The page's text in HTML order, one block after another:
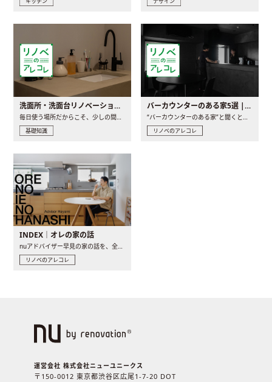
洗面所・洗面台リノベーションの事例と間取りアイデア
毎日使う場所だからこそ、少しの間取りの工夫や素材の選び方で..
基礎知識
バーカウンターのある家5選 | 日常に馴染む“距離の近い”キッチンとは
“バーカウンターのある家”と聞くと、少し特別な、大人のための..
リノベのアレコレ
INDEX｜オレの家の話
nuアドバイザー早見の家の話を、全4話でお届け。リノベーションを..
リノベのアレコレ
運営会社 株式会社ニューユニークス
〒150-0012 東京都渋谷区広尾1-7-20 DOT